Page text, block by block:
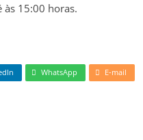
às 15:00 horas.
WhatsApp E-mail